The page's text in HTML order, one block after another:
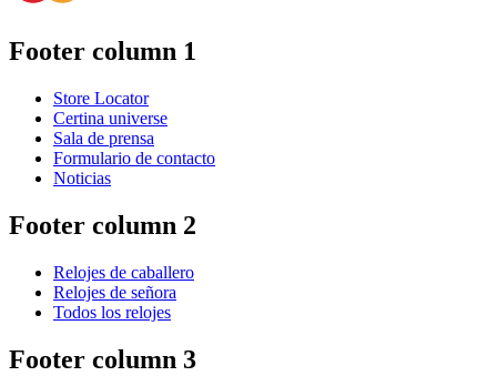
Footer column 1
Store Locator
Certina universe
Sala de prensa
Formulario de contacto
Noticias
Footer column 2
Relojes de caballero
Relojes de señora
Todos los relojes
Footer column 3